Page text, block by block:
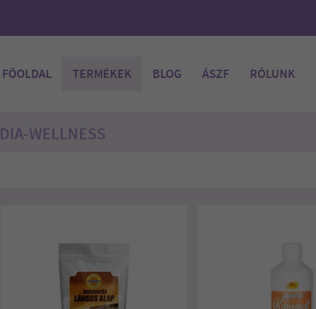
FŐOLDAL TERMÉKEK BLOG ÁSZF RÓLUNK
DIA-WELLNESS